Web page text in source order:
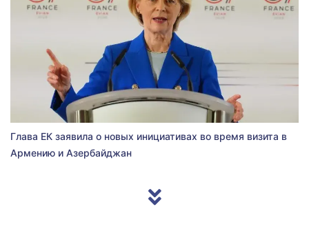
Глава ЕК заявила о новых инициативах во время визита в
Армению и Азербайджан